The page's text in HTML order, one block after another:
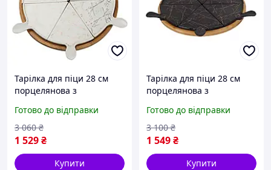
Тарілка для піци 28 см
порцелянова з
що обертається, секційна
HP1213
Готово до відправки
1 529₴
3 060 ₴
Купити
Тарілка для піци 28 см
порцелянова з
що обертається, секційна
чорна HP1247
Готово до відправки
1 549₴
3 100 ₴
Купити